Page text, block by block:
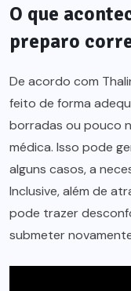
O que
preparo
De acordo com
feito de forma
borradas ou pouco
médica. Isso pode
alguns casos, a
Inclusive, além de
pode trazer
submeter